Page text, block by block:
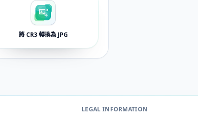
將 CR3 轉換為 JPG
LEGAL INFORMATION